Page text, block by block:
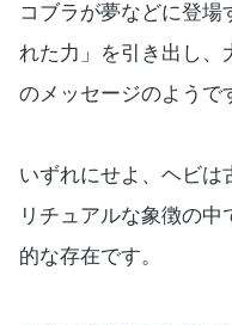
コブラが夢などに登場
れた力」を引き出し、
のメッセージのようで
いずれにせよ、ヘビは
リチュアルな象徴の
的な存在です。